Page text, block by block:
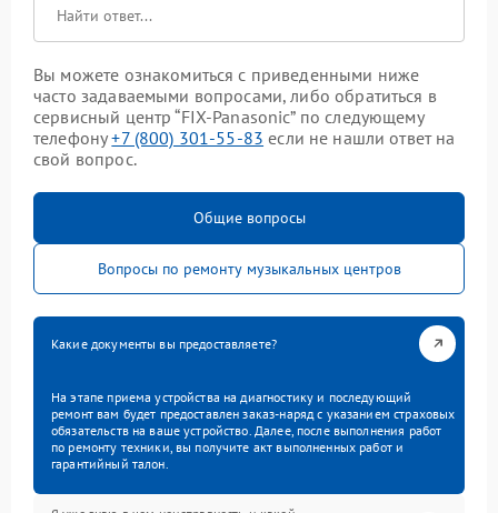
Вы можете ознакомиться с приведенными ниже
часто задаваемыми вопросами, либо обратиться в
сервисный центр “FIX-Panasonic” по следующему
телефону+7 (800) 301-55-83 если не нашли ответ на
свой вопрос.
Общие вопросы
Вопросы по ремонту музыкальных центров
Какие документы вы предоставляете?
На этапе приема устройства на диагностику и последующий
ремонт вам будет предоставлен заказ-наряд с указанием страховых
обязательств на ваше устройство. Далее, после выполнения работ
по ремонту техники, вы получите акт выполненных работ и
гарантийный талон.